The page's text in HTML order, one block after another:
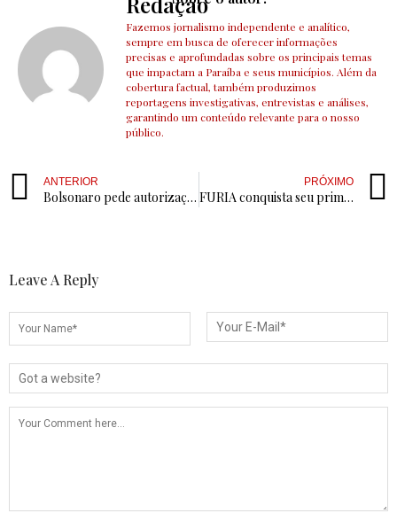
Fazemos jornalismo independente e analítico,
sempre em busca de oferecer informações
precisas e aprofundadas sobre os principais temas
que impactam a Paraíba e seus municípios. Além da
cobertura factual, também produzimos
reportagens investigativas, entrevistas e análises,
garantindo um conteúdo relevante para o nosso
público.
ANTERIOR
Bolsonaro pede autorização a Moraes para encontros de oração de Michelle
PRÓXIMO
FURIA conquista seu primeiro grande título após oito anos
Leave A Reply